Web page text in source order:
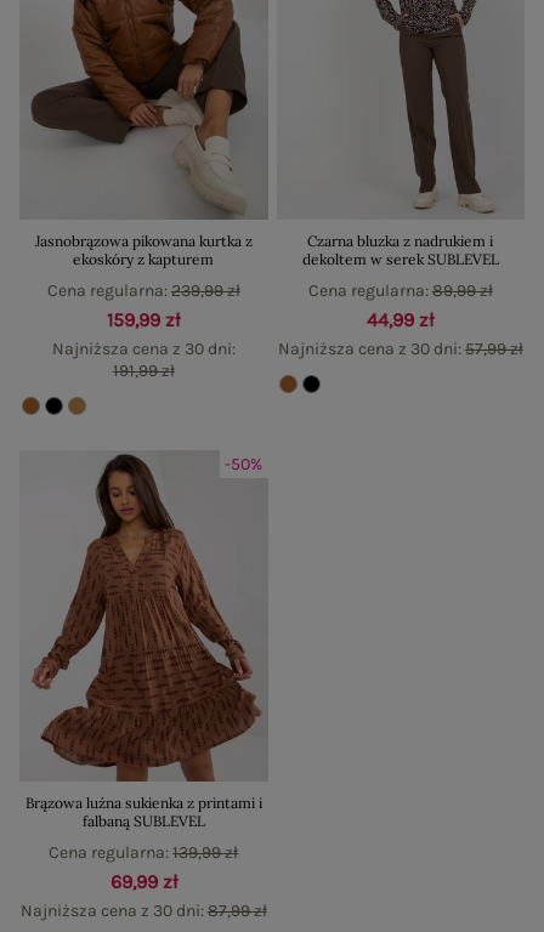
Jasnobrązowa pikowana kurtka z
ekoskóry z kapturem
159,99 zł
Najniższa cena z 30 dni:
191,99 zł
Cena regularna:239,99 zł
Czarna bluzka z nadrukiem i
dekoltem w serek SUBLEVEL
44,99 zł
Najniższa cena z 30 dni:57,99 zł
Cena regularna:89,99 zł
-50%
Brązowa luźna sukienka z printami i
falbaną SUBLEVEL
69,99 zł
Najniższa cena z 30 dni:87,99 zł
Cena regularna:139,99 zł